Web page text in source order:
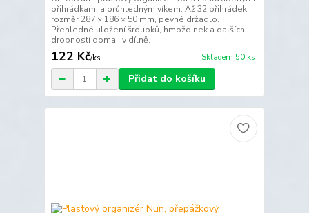
přihrádkami a průhledným víkem. Až 32 přihrádek,
rozměr 287 × 186 × 50 mm, pevné držadlo.
Přehledné uložení šroubků, hmoždinek a dalších
drobností doma i v dílně.
122 Kč/ks Skladem 50 ks
Přidat do košíku